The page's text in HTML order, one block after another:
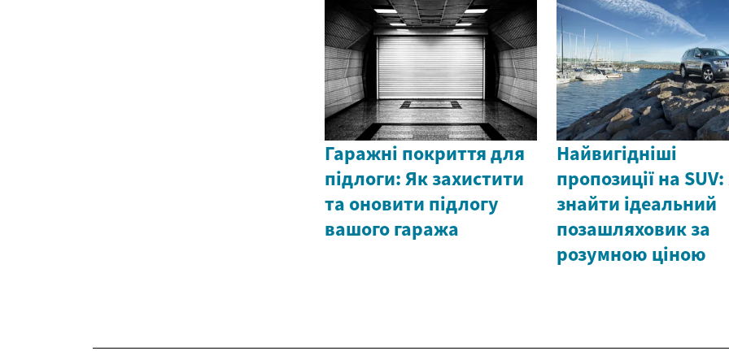
Гаражні покриття для
підлоги: Як захистити
та оновити підлогу
вашого гаража
Найвигідніші
пропозиції на
знайти ідеальний
позашляховик за
розумною ціною